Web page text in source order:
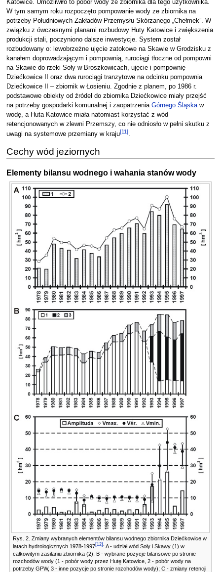
Katowice. Umożliwiło to pobór wody ze zbiornika dla tego użytkownika.
W tym samym roku rozpoczęto pompowanie wody ze zbiornika na
potrzeby Południowych Zakładów Przemysłu Skórzanego „Chełmek”. W
związku z ówczesnymi planami rozbudowy Huty Katowice i zwiększenia
produkcji stali, poczyniono dalsze inwestycje. System został
rozbudowany o: lewobrzeżne ujęcie zatokowe na Skawie w Grodzisku z
kanałem doprowadzającym i pompownią, rurociągi tłoczne od pompowni
na Skawie do rzeki Soły w Broszkowicach, ujęcie i pompownię
Dziećkowice II oraz dwa rurociągi tranzytowe na odcinku pompownia
Dziećkowice II – zbiornik w Łosieniu. Zgodnie z planem, po 1986 r.
podstawowe obiekty od źródeł do zbiornika Dziećkowice miały przejść
na potrzeby gospodarki komunalnej i zaopatrzenia Górnego Śląskaw
wodę, a Huta Katowice miała natomiast korzystać z wód
retencjonowanych w zlewni Przemszy, co nie odniosło w pełni skutku z
uwagi na systemowe przemiany w kraju[11 ].
Cechy wód jeziornych
Elementy bilansu wodnego i wahania stanów wody
Rys. 2. Zmiany wybranych elementów bilansu wodnego zbiornika Dziećkowice w
latach hydrologicznych 1978-1997[12] : A - udział wód Soły i Skawy (1) w
całkowitym zasilaniu zbiornika (2); B - wybrane pozycje bilansowe po stronie
rozchodów wody (1 - pobór wody przez Hutę Katowice, 2 - pobór wody na
potrzeby GPW, 3 - inne pozycje po stronie rozchodów wody); C - zmiany retencji